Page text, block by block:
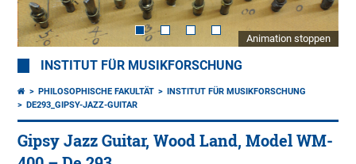
Animation stoppen
INSTITUT FÜR MUSIKFORSCHUNG
PHILOSOPHISCHE FAKULTÄT
INSTITUT FÜR MUSIKFORSCHUNG
DE293_GIPSY-JAZZ-GUITAR
Gipsy Jazz Guitar, Wood Land, Model WM-